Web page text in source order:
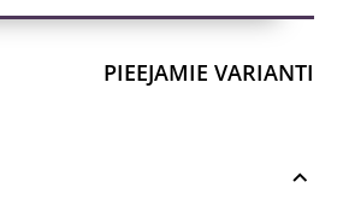
PIEEJAMIE VARIANTI